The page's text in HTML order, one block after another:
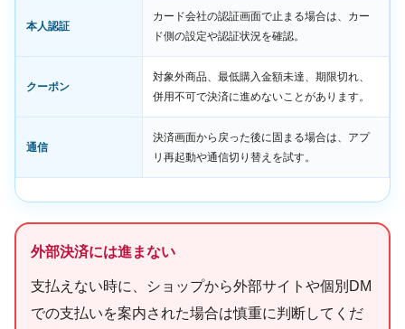
本人認証
カード会社の認証画面で止まる場合は、カー
ド側の設定や認証状況を確認。
クーポン
対象外商品、最低購入金額未達、期限切れ、
併用不可で決済に進めないことがあります。
通信
決済画面から戻った後に固まる場合は、アプ
リ再起動や通信切り替えを試す。
外部決済には進まない
支払えない時に、ショップから外部サイトや個別DM
での支払いを案内された場合は慎重に判断してくだ